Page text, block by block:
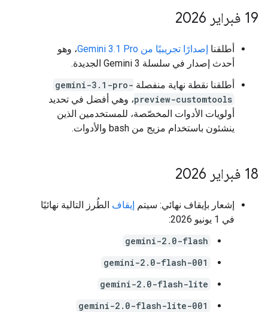
‫19 فبراير 2026
أطلقنا إصدارًا تجريبيًا من Gemini 3.1 Pro
، وهو
أحدث إصدار في سلسلة Gemini 3 الجديدة.
أطلقنا نقطة نهاية منفصلة gemini-3.1-pro-
preview-customtools، وهي أفضل في تحديد
أولويات الأدوات المخصّصة، للمستخدمين الذين
ينشئون باستخدام مزيج من bash والأدوات.
‫18 فبراير 2026
إشعار بإيقاف نهائي: سيتم إيقاف الطُرز التالية نهائيًا
في 1 يونيو 2026:
gemini-2.0-flash
gemini-2.0-flash-001
gemini-2.0-flash-lite
gemini-2.0-flash-lite-001